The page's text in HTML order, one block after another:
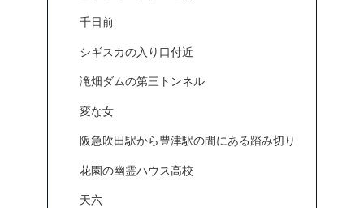
千日前
シギスカの入り口付近
滝畑ダムの第三トンネル
変な女
阪急吹田駅から豊津駅の間にある踏み切り
花園の幽霊ハウス高校
天六